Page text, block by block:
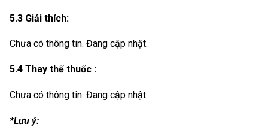
5.3 Giải thích:
Chưa có thông tin. Đang cập nhật.
5.4 Thay thế thuốc :
Chưa có thông tin. Đang cập nhật.
*Lưu ý: